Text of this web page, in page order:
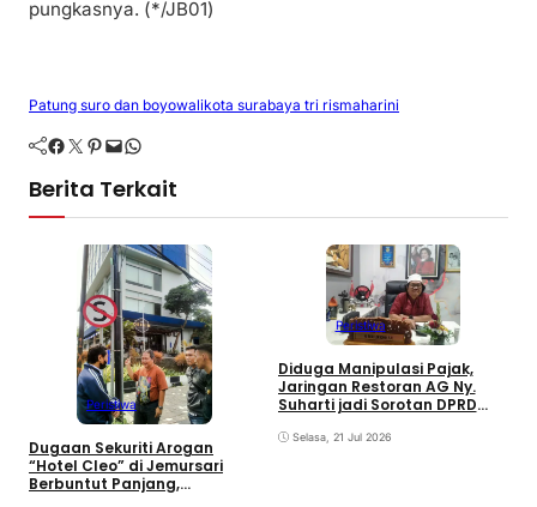
pungkasnya. (*/JB01)
Patung suro dan boyowalikota surabaya tri rismaharini
Facebook Twitter Pinterest Mail WhatsApp
Berita Terkait
Peristiwa
Dugaan Sekuriti Arogan
“Hotel Cleo” di Jemursari
Berbuntut Panjang,
Peristiwa
Diduga Manipulasi Pajak,
Jaringan Restoran AG Ny.
Suharti jadi Sorotan DPRD
Selasa, 21 Jul 2026